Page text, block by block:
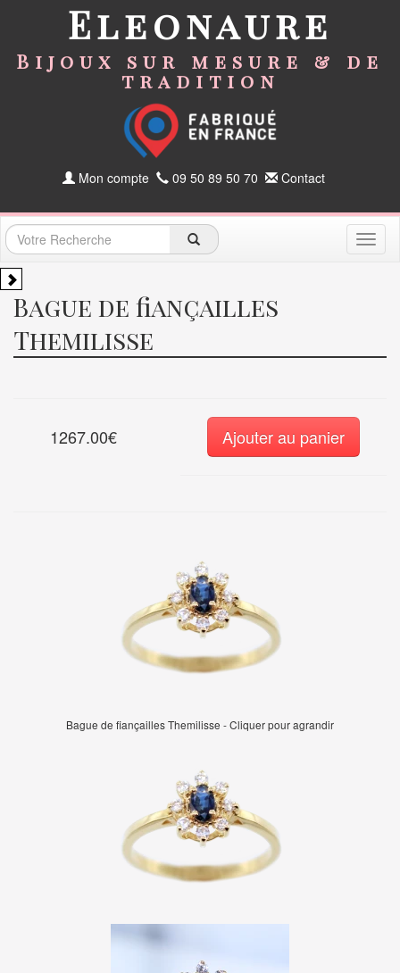
Eleonaure
Bijoux sur mesure & de
tradition
Mon compte 09 50 89 50 70 Contact
Bague de fiançailles
Themilisse
1267.00€ Ajouter au panier
Bague de fiançailles Themilisse - Cliquer pour agrandir